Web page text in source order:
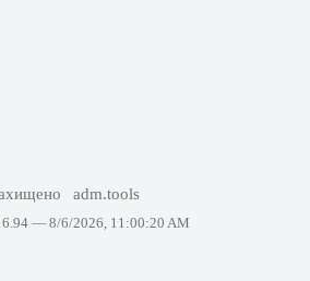
adm.tools
— 8/6/2026, 11:00:20 AM